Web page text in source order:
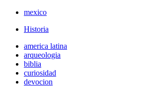
mexico
Historia
america latina
arqueologia
biblia
curiosidad
devocion